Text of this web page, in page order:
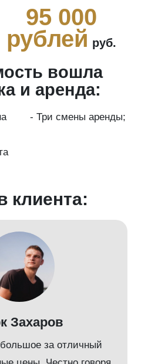
95 000
рублей руб.
вошла
и аренда:
- Три смены аренды;
клиента:
Захаров
за отличный